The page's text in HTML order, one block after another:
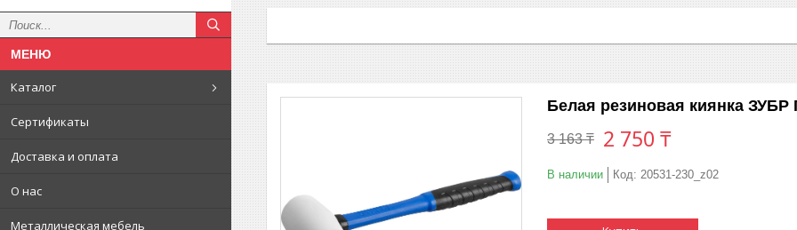
Каталог
Сертификаты
Доставка и оплата
О нас
Металлическая мебель
Белая резиновая киянка ЗУБР
3 163 ₸ 2 750 ₸
В наличии Код: 20531-230_z02